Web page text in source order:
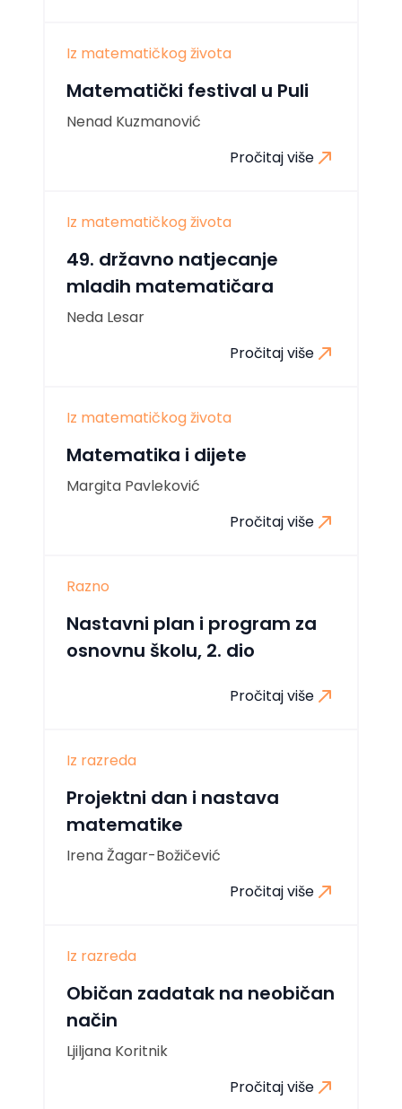
Iz matematičkog života
Matematički festival u Puli
Nenad Kuzmanović
Pročitaj više
Iz matematičkog života
49. državno natjecanje
mladih matematičara
Neda Lesar
Pročitaj više
Iz matematičkog života
Matematika i dijete
Margita Pavleković
Pročitaj više
Razno
Nastavni plan i program za
osnovnu školu, 2. dio
Pročitaj više
Iz razreda
Projektni dan i nastava
matematike
Irena Žagar-Božičević
Pročitaj više
Iz razreda
Običan zadatak na neobičan
način
Ljiljana Koritnik
Pročitaj više